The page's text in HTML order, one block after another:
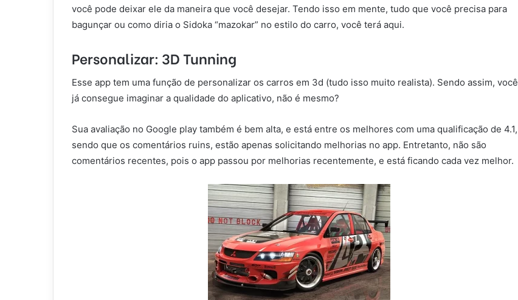
você pode deixar ele da maneira que você desejar. Tendo isso em mente, tudo que você precisa para
bagunçar ou como diria o Sidoka “mazokar” no estilo do carro, você terá aqui.
Personalizar: 3D Tunning
Esse app tem uma função de personalizar os carros em 3d (tudo isso muito realista). Sendo assim, você
já consegue imaginar a qualidade do aplicativo, não é mesmo?
Sua avaliação no Google play também é bem alta, e está entre os melhores com uma qualificação de 4.1,
sendo que os comentários ruins, estão apenas solicitando melhorias no app. Entretanto, não são
comentários recentes, pois o app passou por melhorias recentemente, e está ficando cada vez melhor.